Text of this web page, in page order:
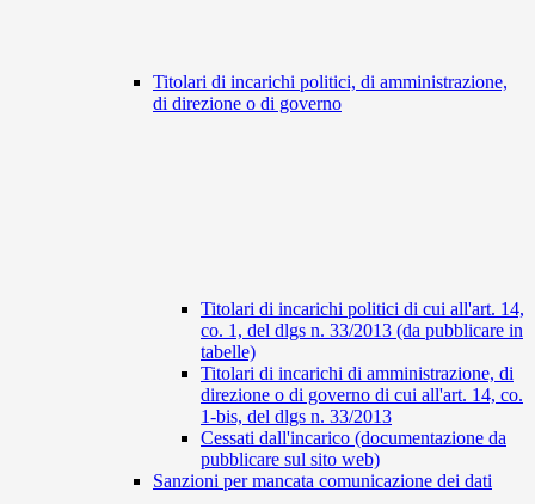
Titolari di incarichi politici, di amministrazione,
di direzione o di governo
Titolari di incarichi politici di cui all'art. 14,
co. 1, del dlgs n. 33/2013 (da pubblicare in
tabelle)
Titolari di incarichi di amministrazione, di
direzione o di governo di cui all'art. 14, co.
1-bis, del dlgs n. 33/2013
Cessati dall'incarico (documentazione da
pubblicare sul sito web)
Sanzioni per mancata comunicazione dei dati